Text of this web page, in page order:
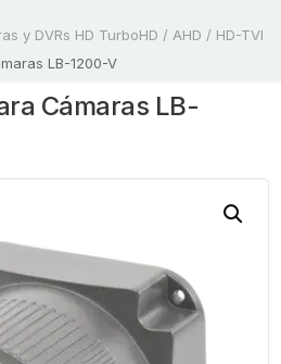
y DVRs HD TurboHD / AHD / HD-TVI
LB-1200-V
Cámaras LB-